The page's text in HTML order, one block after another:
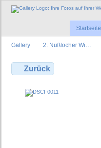
Startseite
Gallery 2. Nußlocher Wi…
Zurück